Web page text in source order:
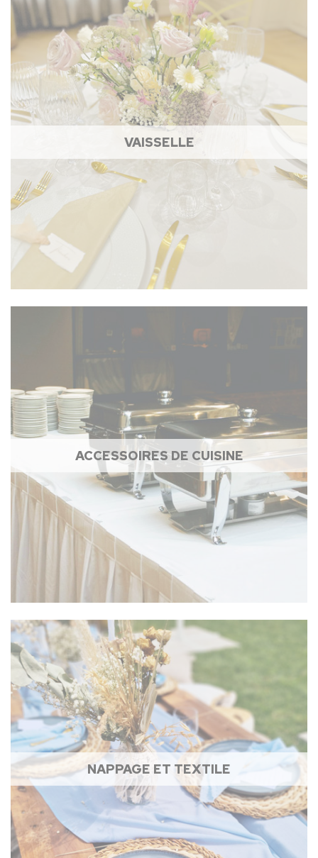
VAISSELLE
ACCESSOIRES DE CUISINE
NAPPAGE ET TEXTILE